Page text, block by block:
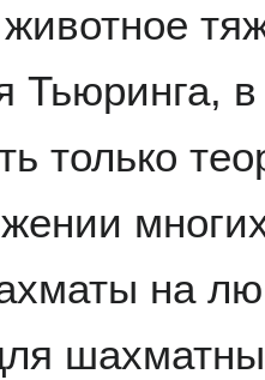
животное
Тьюринга,
только
на